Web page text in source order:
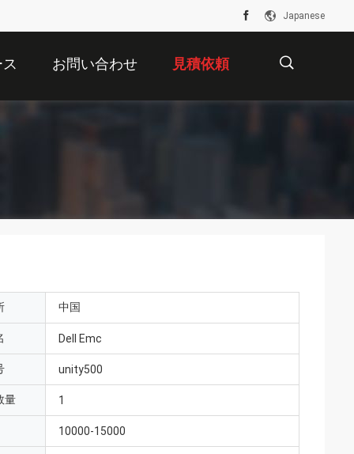
Japanese
お問い合わせ 見積依頼
中国
Dell Emc
unity500
量 1
10000-15000